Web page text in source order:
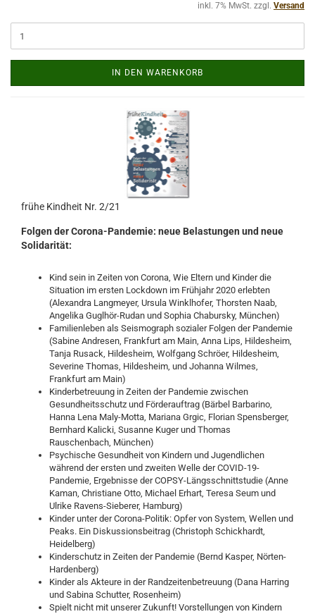
inkl. 7% MwSt. zzgl. Versand
IN DEN WARENKORB
frühe Kindheit Nr. 2/21
Folgen der Corona-Pandemie: neue Belastungen und neue
Solidarität:
Kind sein in Zeiten von Corona, Wie Eltern und Kinder die
Situation im ersten Lockdown im Frühjahr 2020 erlebten
(Alexandra Langmeyer, Ursula Winklhofer, Thorsten Naab,
Angelika Guglhör-Rudan und Sophia Chabursky, München)
Familienleben als Seismograph sozialer Folgen der Pandemie
(Sabine Andresen, Frankfurt am Main, Anna Lips, Hildesheim,
Tanja Rusack, Hildesheim, Wolfgang Schröer, Hildesheim,
Severine Thomas, Hildesheim, und Johanna Wilmes,
Frankfurt am Main)
Kinderbetreuung in Zeiten der Pandemie zwischen
Gesundheitsschutz und Förderauftrag (Bärbel Barbarino,
Hanna Lena Maly-Motta, Mariana Grgic, Florian Spensberger,
Bernhard Kalicki, Susanne Kuger und Thomas
Rauschenbach, München)
Psychische Gesundheit von Kindern und Jugendlichen
während der ersten und zweiten Welle der COVID-19-
Pandemie, Ergebnisse der COPSY-Längsschnittstudie (Anne
Kaman, Christiane Otto, Michael Erhart, Teresa Seum und
Ulrike Ravens-Sieberer, Hamburg)
Kinder unter der Corona-Politik: Opfer von System, Wellen und
Peaks. Ein Diskussionsbeitrag (Christoph Schickhardt,
Heidelberg)
Kinderschutz in Zeiten der Pandemie (Bernd Kasper, Nörten-
Hardenberg)
Kinder als Akteure in der Randzeitenbetreuung (Dana Harring
und Sabina Schutter, Rosenheim)
Spielt nicht mit unserer Zukunft! Vorstellungen von Kindern